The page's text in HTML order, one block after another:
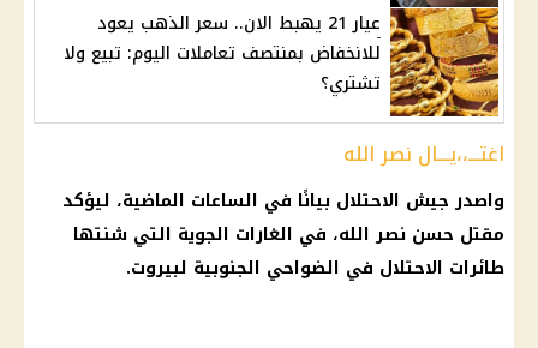
عيار 21 يهبط الان.. سعر الذهب يعود
للانخفاض بمنتصف تعاملات اليوم: تبيع ولا
تشتري؟
اغتـــ،،يـــال نصر الله
واصدرجيش الاحتلال بيانًا في الساعات الماضية، ليؤكد
مقتل حسن نصر الله، في الغارات الجوية التي شنتها
طائرات الاحتلال في الضواحي الجنوبية لبيروت.